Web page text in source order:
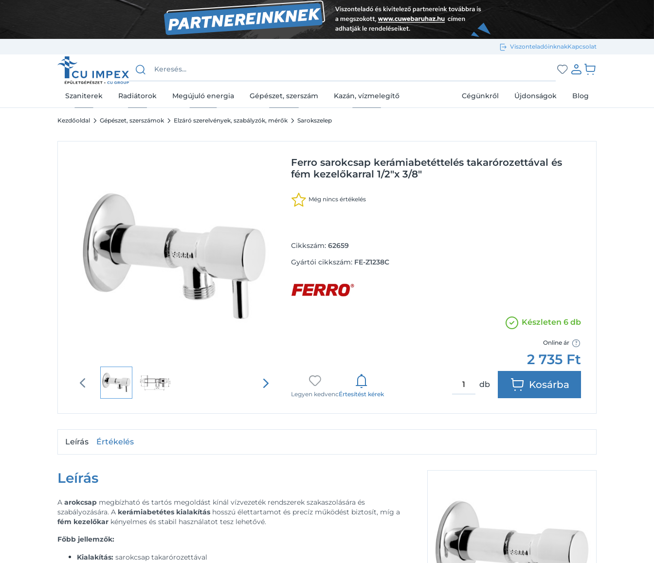
ViszonteladóinknakKapcsolat
Bejelentkezés e-mail-címmel
Szaniterek Radiátorok Megújuló energia Gépészet, szerszám Kazán, vízmelegítő Cégünkről Újdonságok Blog
Kezdőoldal Gépészet, szerszámok Elzáró szerelvények, szabályzók, mérők Sarokszelep
Ferro sarokcsap kerámiabetéttelés takarórozettával és
fém kezelőkarral 1/2"x 3/8"
Még nincs értékelés
Cikkszám: 62659
Gyártói cikkszám: FE-Z1238C
Legyen kedvencÉrtesítést kérek
Készleten 6 db
Online ár
2 735 Ft
db Kosárba
Leírás Értékelés
Leírás
A arokcsap megbízható és tartós megoldást kínál vízvezeték rendszerek szakaszolására és
szabályozására. A kerámiabetétes kialakítás hosszú élettartamot és precíz működést biztosít, míg a
fém kezelőkar kényelmes és stabil használatot tesz lehetővé.
Főbb jellemzők:
Kialakítás: sarokcsap takarórozettával